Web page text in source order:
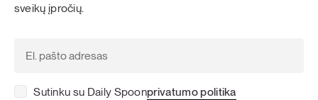
sveikų įpročių.
Sutinku su Daily Spoonprivatumo politika